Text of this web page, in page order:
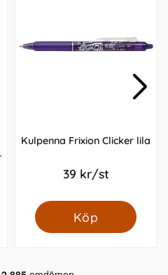
Kulpenna Frixion Clicker lila
39 kr/st
Köp